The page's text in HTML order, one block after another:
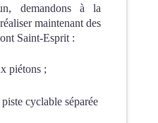
demandons à la
maintenant des
Saint-Esprit :
piétons ;
cyclable séparée